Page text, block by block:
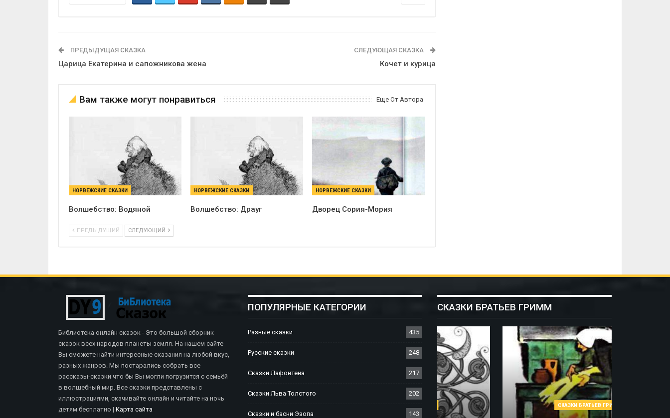
ПРЕДЫДУЩАЯ СКАЗКА
Царица Екатерина и сапожникова жена
СЛЕДУЮЩАЯ СКАЗКА
Кочет и курица
Вам также могут понравиться Еще От Автора
НОРВЕЖСКИЕ СКАЗКИ
Волшебство: Водяной
НОРВЕЖСКИЕ СКАЗКИ
Волшебство: Драуг
НОРВЕЖСКИЕ СКАЗКИ
Дворец Сория-Мория
ПРЕДЫДУЩИЙ СЛЕДУЮЩИЙ
Библиотека онлайн сказок - Это большой сборник
сказок всех народов планеты земля. На нашем сайте
Вы сможете найти интересные сказания на любой вкус,
разных жанров. Мы постарались собрать все
рассказы-сказки что бы Вы могли погрузится с семьёй
в волшебный мир. Все сказки представлены с
иллюстрациями, скачивайте онлайн и читайте на ночь
детям бесплатно | Карта сайта
ПОПУЛЯРНЫЕ КАТЕГОРИИ
Разные сказки 435
Русские сказки 248
Сказки Лафонтена 217
Сказки Льва Толстого 202
Сказки и басни Эзопа 143
СКАЗКИ БРАТЬЕВ ГРИММ
СКАЗКИ БРАТЬЕВ ГРИММ